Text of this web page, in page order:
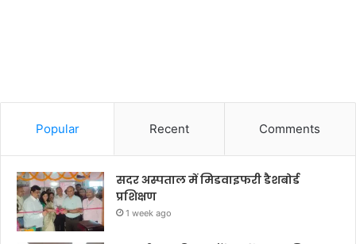
Popular Recent Comments
सदर अस्पताल में मिडवाइफरी डैशबोर्ड
प्रशिक्षण
1 week ago